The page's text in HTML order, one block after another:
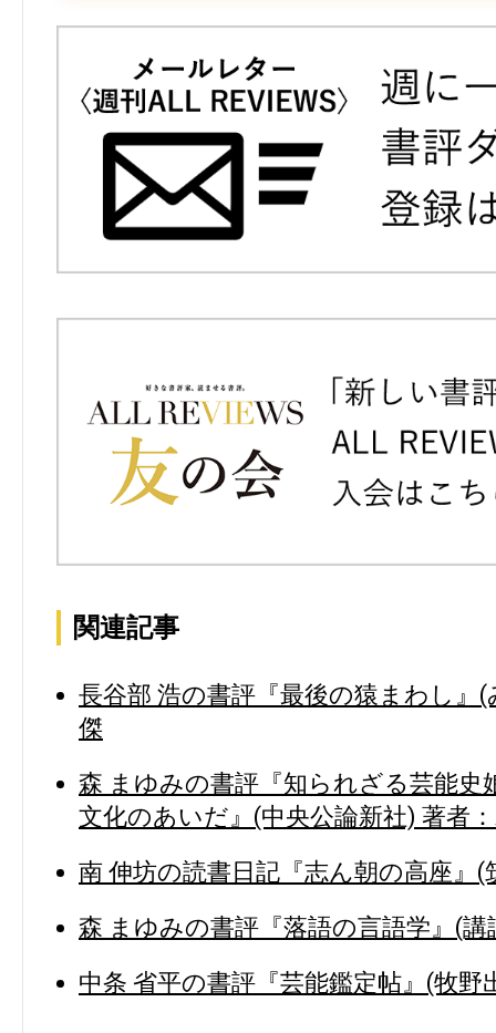
関連記事
長谷部 浩の書評『最後の猿まわし』
傑
森 まゆみの書評『知られざる芸能史
文化のあいだ』(中央公論新社) 著者
南 伸坊の読書日記『志ん朝の高座』(
森 まゆみの書評『落語の言語学』(講
中条 省平の書評『芸能鑑定帖』(牧野